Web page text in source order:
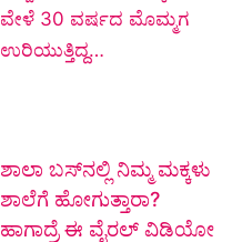
ವೇಳೆ 30 ವರ್ಷದ ಮೊಮ್ಮಗ
ಉರಿಯುತ್ತಿದ್ದ…
ಶಾಲಾ ಬಸ್‌ನಲ್ಲಿ ನಿಮ್ಮ ಮಕ್ಕಳು
ಶಾಲೆಗೆ ಹೋಗುತ್ತಾರಾ?
ಹಾಗಾದ್ರೆ ಈ ವೈರಲ್ ವಿಡಿಯೋ